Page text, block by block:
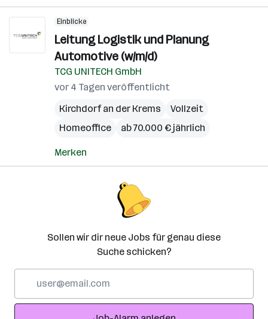
Einblicke
Leitung Logistik und Planung
Automotive (w/m/d)
TCG UNITECH GmbH
vor 4 Tagen veröffentlicht
Kirchdorf an der Krems
Vollzeit
Homeoffice
ab 70.000 € jährlich
Merken
Sollen wir dir neue Jobs für genau diese
Suche schicken?
Adresse